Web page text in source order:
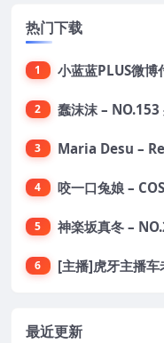
热门下载
1 小蓝蓝PLUS微博
2 蠢沫沫 –
3 Maria Desu –
4 咬一口兔娘 –
5 神楽坂真冬 –
6
最近更新